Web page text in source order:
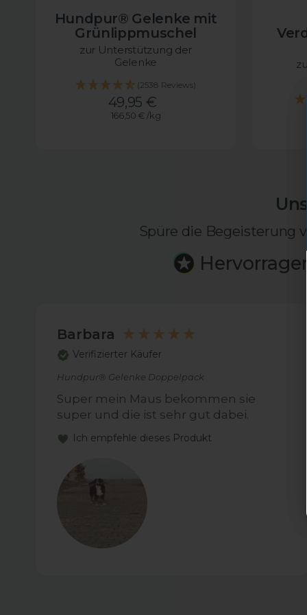
Hundpur® Gelenke mit
Grünlippmuschel
zur Unterstützung der
Gelenke
(2538 Reviews)
Angebotspreis
49,95 €
166,50 € /kg
Spüre die Begeisterung
Barbara
Verifizierter Käufer
Hundpur® Gelenke Doppelpack
Super mein Maus bekommen sie
super und die ist sehr gut dabei.
Ich empfehle dieses Produkt